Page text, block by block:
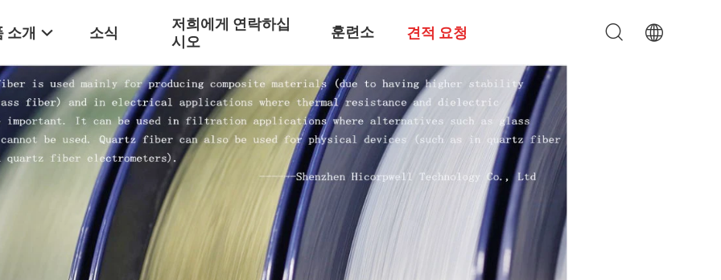
소개 소식
저희에게 연락하십
시오
훈련소 견적 요청